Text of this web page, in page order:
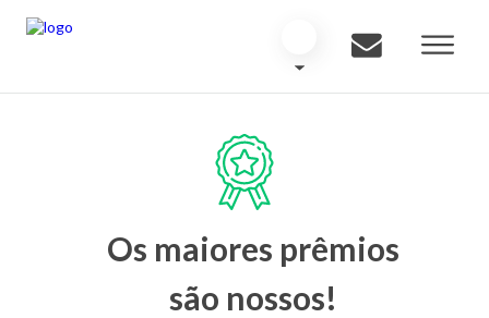
Os maiores prêmios
são nossos!